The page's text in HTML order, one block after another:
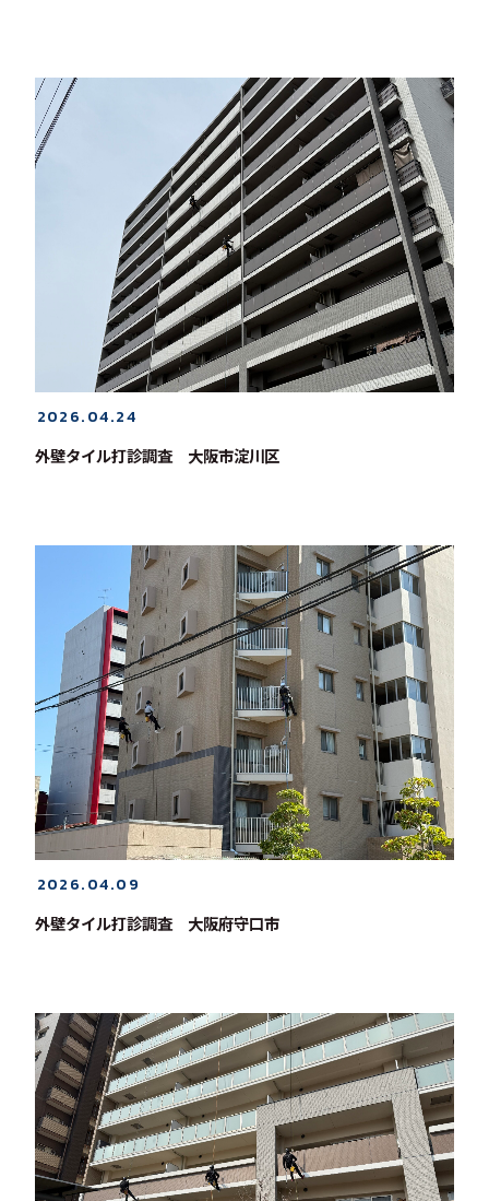
2026.04.24
外壁タイル打診調査 大阪市淀川区
2026.04.09
外壁タイル打診調査 大阪府守口市